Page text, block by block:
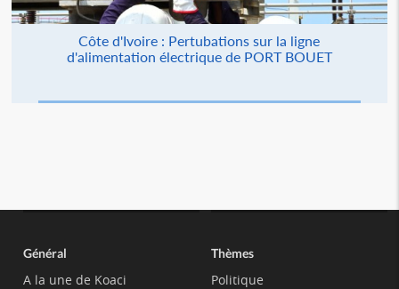
Côte d'Ivoire : Pertubations sur la ligne
d'alimentation électrique de PORT BOUET
Général
A la une de Koaci
Thèmes
Politique